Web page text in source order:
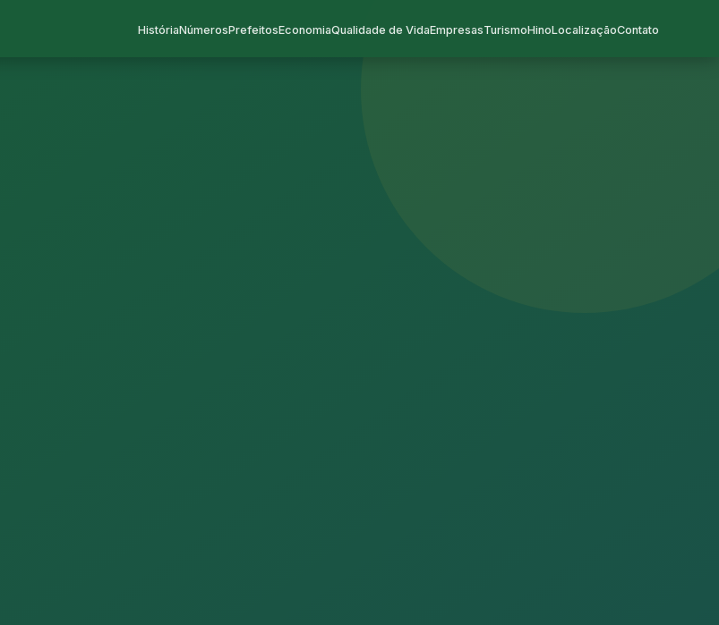
HistóriaNúmerosPrefeitosEconomiaQualidade de VidaEmpresasTurismoHinoLocalizaçãoContato